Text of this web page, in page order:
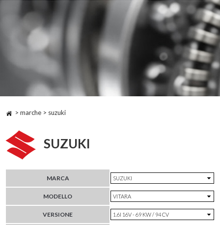
> marche > suzuki
SUZUKI
MARCA
MODELLO
VERSIONE